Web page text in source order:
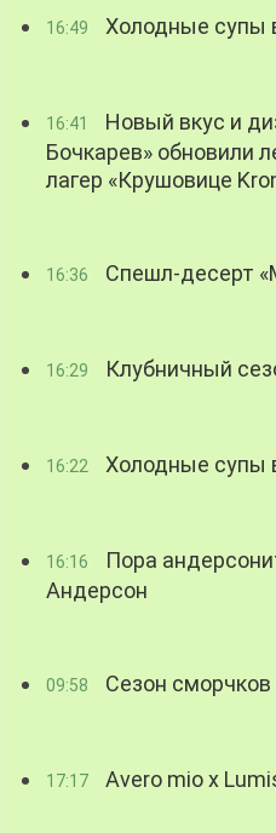
16:49 Холодные супы
16:41
Новый вкус и
Бочкарев» обновили
лагер «Крушовице
16:36 Спешл-десерт
16:29 Клубничный
16:22 Холодные супы
16:16
Пора
Андерсон
09:58 Сезон
17:17 Avero mio x